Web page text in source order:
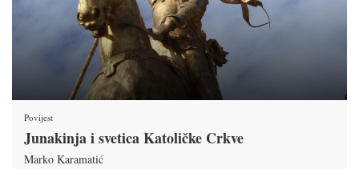
Povijest
Junakinja i svetica Katoličke Crkve
Marko Karamatić